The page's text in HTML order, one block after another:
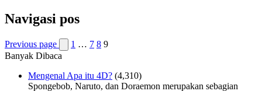
Navigasi pos
Previous page 1 … 7 8 9
Banyak Dibaca
Mengenal Apa itu 4D? (4,310)
Spongebob, Naruto, dan Doraemon merupakan sebagian